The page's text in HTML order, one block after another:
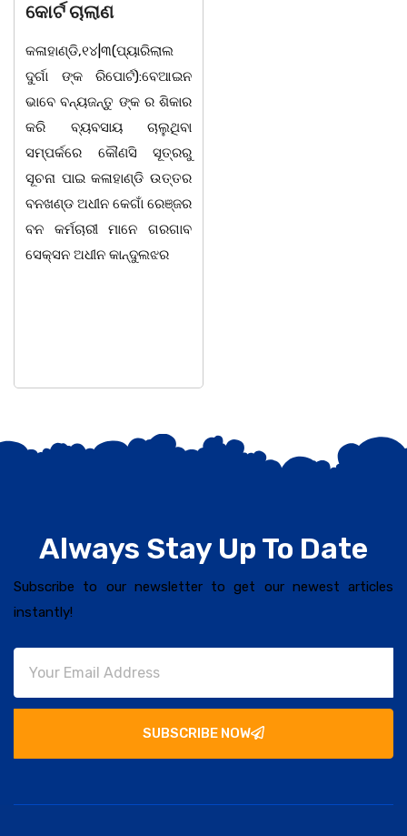
କୋର୍ଟ ଚାଲାଣ
କଳାହାଣ୍ଡି,୧୪|୩(ପ୍ୟାରିଲାଲ
ଦୁର୍ଗା ଙ୍କ ରିପୋର୍ଟ):ବେଆଇନ
ଭାବେ ବନ୍ୟଜନ୍ତୁ ଙ୍କ ର ଶିକାର
କରି ବ୍ୟବସାୟ ଚାଲୁଥିବା
ସମ୍ପର୍କରେ କୌଣସି ସୂତ୍ରରୁ
ସୂଚନା ପାଇ କଳାହାଣ୍ଡି ଉତ୍ତର
ବନଖଣ୍ଡ ଅଧୀନ କେଗାଁ ରେଞ୍ଜର
ବନ କର୍ମଚାରୀ ମାନେ ଗରଗାବ
ସେକ୍ସନ ଅଧୀନ କାନ୍ଦୁଲଝର
Always Stay Up To Date
Subscribe to our newsletter to get our newest articles
instantly!
SUBSCRIBE NOW